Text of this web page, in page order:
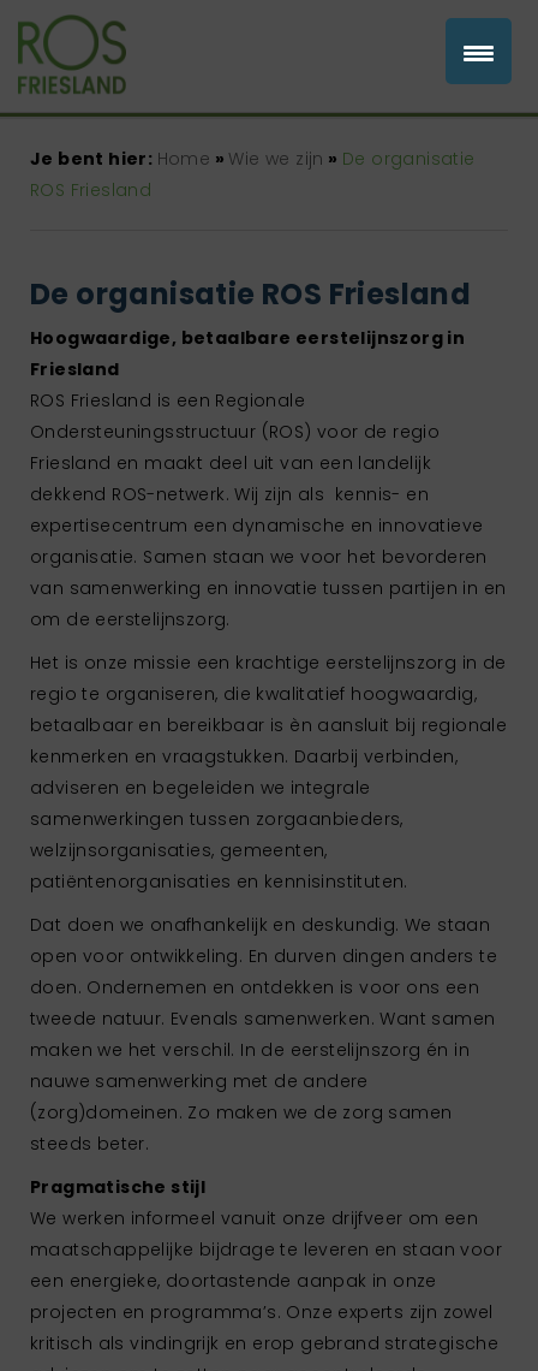
Je bent hier: Home » Wie we zijn » De organisatie
ROS Friesland
De organisatie ROS Friesland
Hoogwaardige, betaalbare eerstelijnszorg in
Friesland
ROS Friesland is een Regionale
Ondersteuningsstructuur (ROS) voor de regio
Friesland en maakt deel uit van een landelijk
dekkend ROS-netwerk. Wij zijn als kennis- en
expertisecentrum een dynamische en innovatieve
organisatie. Samen staan we voor het bevorderen
van samenwerking en innovatie tussen partijen in en
om de eerstelijnszorg.
Het is onze missie een krachtige eerstelijnszorg in de
regio te organiseren, die kwalitatief hoogwaardig,
betaalbaar en bereikbaar is èn aansluit bij regionale
kenmerken en vraagstukken. Daarbij verbinden,
adviseren en begeleiden we integrale
samenwerkingen tussen zorgaanbieders,
welzijnsorganisaties, gemeenten,
patiëntenorganisaties en kennisinstituten.
Dat doen we onafhankelijk en deskundig. We staan
open voor ontwikkeling. En durven dingen anders te
doen. Ondernemen en ontdekken is voor ons een
tweede natuur. Evenals samenwerken. Want samen
maken we het verschil. In de eerstelijnszorg én in
nauwe samenwerking met de andere
(zorg)domeinen. Zo maken we de zorg samen
steeds beter.
Pragmatische stijl
We werken informeel vanuit onze drijfveer om een
maatschappelijke bijdrage te leveren en staan voor
een energieke, doortastende aanpak in onze
projecten en programma’s. Onze experts zijn zowel
kritisch als vindingrijk en erop gebrand strategische